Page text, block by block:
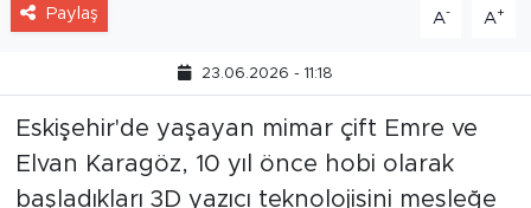
Paylaş A- A+
23.06.2026 - 11:18
Eskişehir'de yaşayan mimar çift Emre ve
Elvan Karagöz, 10 yıl önce hobi olarak
başladıkları 3D yazıcı teknolojisini mesleğe